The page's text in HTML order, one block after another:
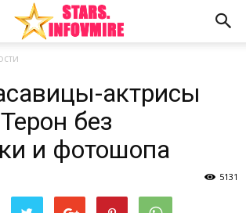
актрисы
без
и фотошопа
5131